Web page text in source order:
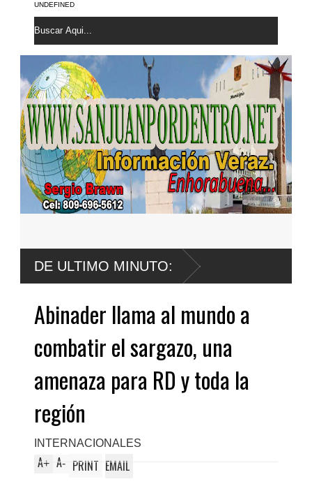
UNDEFINED
DE ULTIMO MINUTO:
Abinader llama al mundo a
combatir el sargazo, una
amenaza para RD y toda la
región
INTERNACIONALES
A+ A- PRINT EMAIL